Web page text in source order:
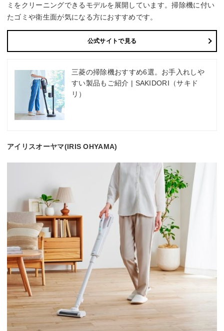
ミをクリーニングできるモデルを展開しています。掃除機に付い
たゴミや衛生面が気になる方におすすめです。
公式サイトで見る
三菱の掃除機おすすめ6選。お手入れしや
すい製品もご紹介 | SAKIDORI（サキド
リ）
アイリスオーヤマ(IRIS OHYAMA)